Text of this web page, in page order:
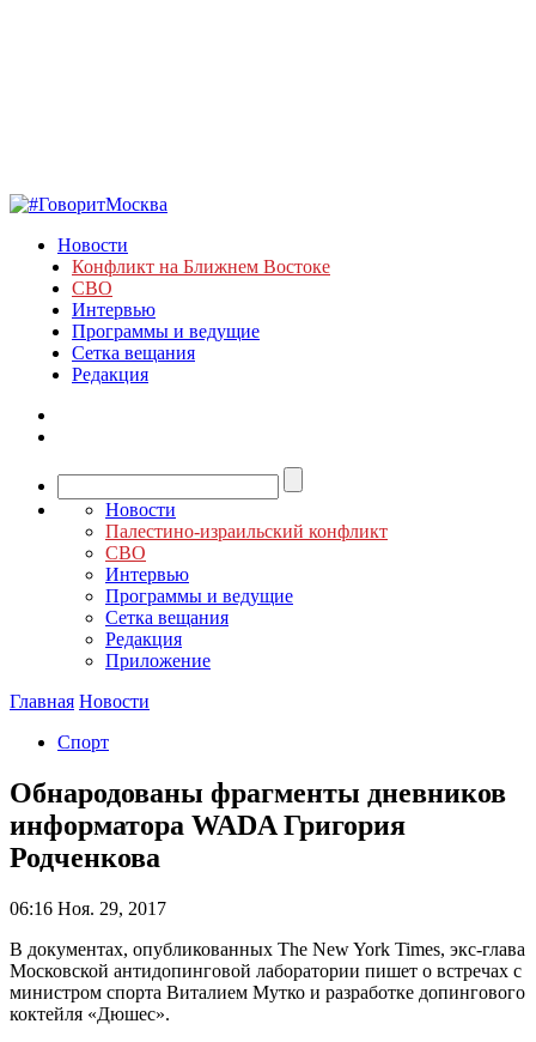
Новости
Конфликт на Ближнем Востоке
СВО
Интервью
Программы и ведущие
Сетка вещания
Редакция
Новости
Палестино-израильский конфликт
СВО
Интервью
Программы и ведущие
Сетка вещания
Редакция
Приложение
Главная Новости
Спорт
Обнародованы фрагменты дневников
информатора WADA Григория
Родченкова
06:16 Ноя. 29, 2017
В документах, опубликованных The New York Times, экс-глава
Московской антидопинговой лаборатории пишет о встречах с
министром спорта Виталием Мутко и разработке допингового
коктейля «Дюшес».